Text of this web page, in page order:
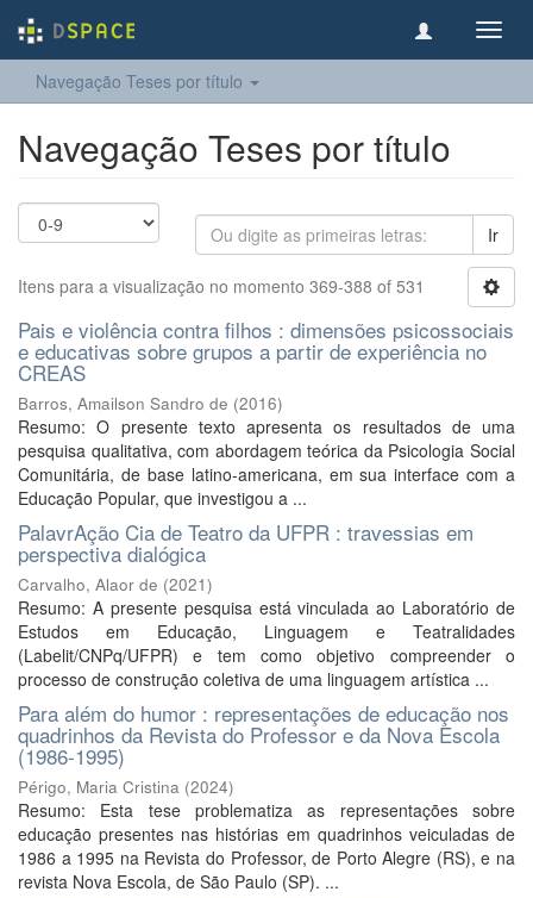
Navegação Teses por título
Navegação Teses por título
Ir
Itens para a visualização no momento 369-388 of 531
Pais e violência contra filhos : dimensões psicossociais
e educativas sobre grupos a partir de experiência no
CREAS
Barros, Amailson Sandro de (2016)
Resumo: O presente texto apresenta os resultados de uma
pesquisa qualitativa, com abordagem teórica da Psicologia Social
Comunitária, de base latino-americana, em sua interface com a
Educação Popular, que investigou a ...
PalavrAção Cia de Teatro da UFPR : travessias em
perspectiva dialógica
Carvalho, Alaor de (2021)
Resumo: A presente pesquisa está vinculada ao Laboratório de
Estudos em Educação, Linguagem e Teatralidades
(Labelit/CNPq/UFPR) e tem como objetivo compreender o
processo de construção coletiva de uma linguagem artística ...
Para além do humor : representações de educação nos
quadrinhos da Revista do Professor e da Nova Escola
(1986-1995)
Périgo, Maria Cristina (2024)
Resumo: Esta tese problematiza as representações sobre
educação presentes nas histórias em quadrinhos veiculadas de
1986 a 1995 na Revista do Professor, de Porto Alegre (RS), e na
revista Nova Escola, de São Paulo (SP). ...